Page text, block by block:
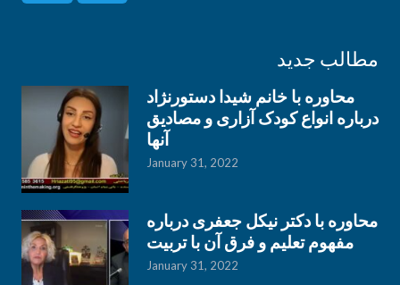
مطالب جدید
محاوره با خانم شیدا دستورنژاد
درباره انواع کودک آزاری و مصادیق
آنها
January 31, 2022
محاوره با دکتر نیکل جعفری درباره
مفهوم تعلیم و فرق آن با تربیت
January 31, 2022